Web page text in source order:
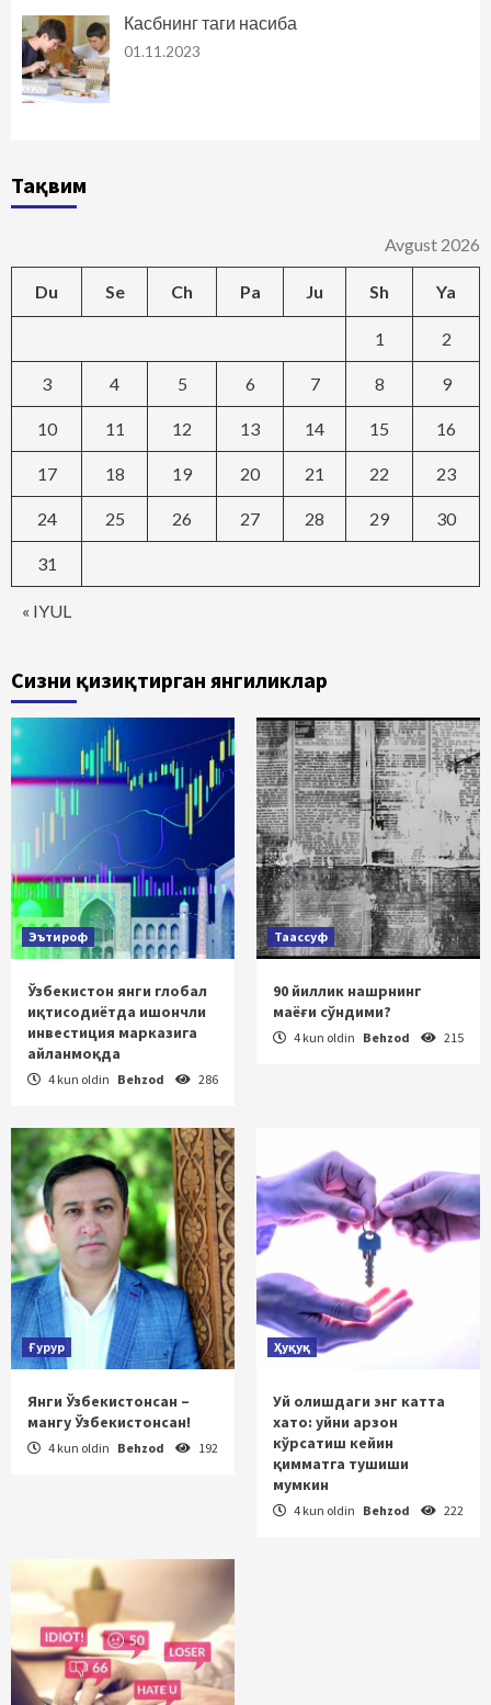
Касбнинг таги насиба
01.11.2023
Тақвим
Avgust 2026
Du Se Ch Pa Ju Sh Ya
« IYUL
1 2
3 4 5 6 7 8 9
10 11 12 13 14 15 16
17 18 19 20 21 22 23
24 25 26 27 28 29 30
31
Сизни қизиқтирган янгиликлар
Эътироф
Ўзбекистон янги глобал
иқтисодиётда ишончли
инвестиция марказига
айланмоқда
4 kun oldin Behzod 286
Таассуф
90 йиллик нашрнинг
маёғи сўндими?
4 kun oldin Behzod 215
Ғурур
Янги Ўзбекистонсан –
мангу Ўзбекистонсан!
4 kun oldin Behzod 192
Ҳуқуқ
Уй олишдаги энг катта
хато: уйни арзон
кўрсатиш кейин
қимматга тушиши
мумкин
4 kun oldin Behzod 222